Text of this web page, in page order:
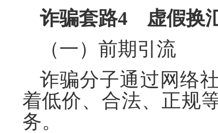
诈骗套路4 虚假换
（一）前期引流
诈骗分子通过网络
着低价、合法、正规
务。